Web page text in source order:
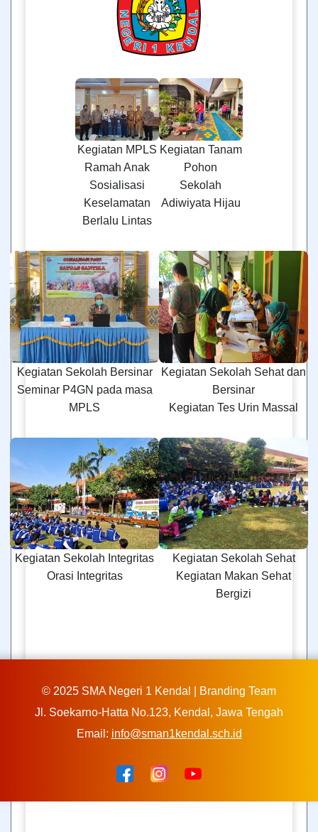
Kegiatan MPLS
Ramah Anak
Sosialisasi
Keselamatan
Berlalu Lintas
Kegiatan Tanam
Pohon
Sekolah
Adiwiyata Hijau
Kegiatan Sekolah Bersinar
Seminar P4GN pada masa
MPLS
Kegiatan Sekolah Sehat dan
Bersinar
Kegiatan Tes Urin Massal
Kegiatan Sekolah Integritas
Orasi Integritas
Kegiatan Sekolah Sehat
Kegiatan Makan Sehat
Bergizi
© 2025 SMA Negeri 1 Kendal | Branding Team
Jl. Soekarno-Hatta No.123, Kendal, Jawa Tengah
Email: info@sman1kendal.sch.id